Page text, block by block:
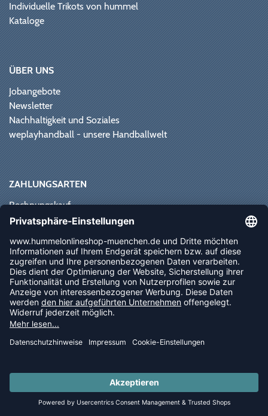
LAST PIECES: Bekleidung - Spare bis zu 65%
Individuelle Trikots von hummel
Kataloge
ÜBER UNS
Jobangebote
Newsletter
Nachhaltigkeit und Soziales
weplayhandball - unsere Handballwelt
ZAHLUNGSARTEN
Rechnungskauf
Paypal
Vorkasse
Sofortüberweisung
NEWSLETTER